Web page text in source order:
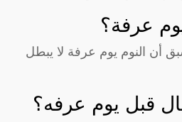
عرفة؟
أن النوم يوم عرفة لا يبطل
قبل يوم عرفه؟